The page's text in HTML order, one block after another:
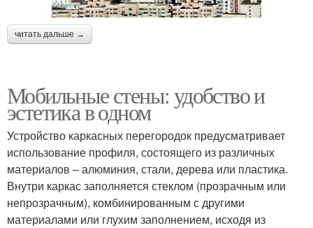
читать дальше →
Мобильные стены: удобство и
эстетика в одном
Устройство каркасных перегородок предусматривает
использование профиля, состоящего из различных
материалов – алюминия, стали, дерева или пластика.
Внутри каркас заполняется стеклом (прозрачным или
непрозрачным), комбинированным с другими
материалами или глухим заполнением, исходя из